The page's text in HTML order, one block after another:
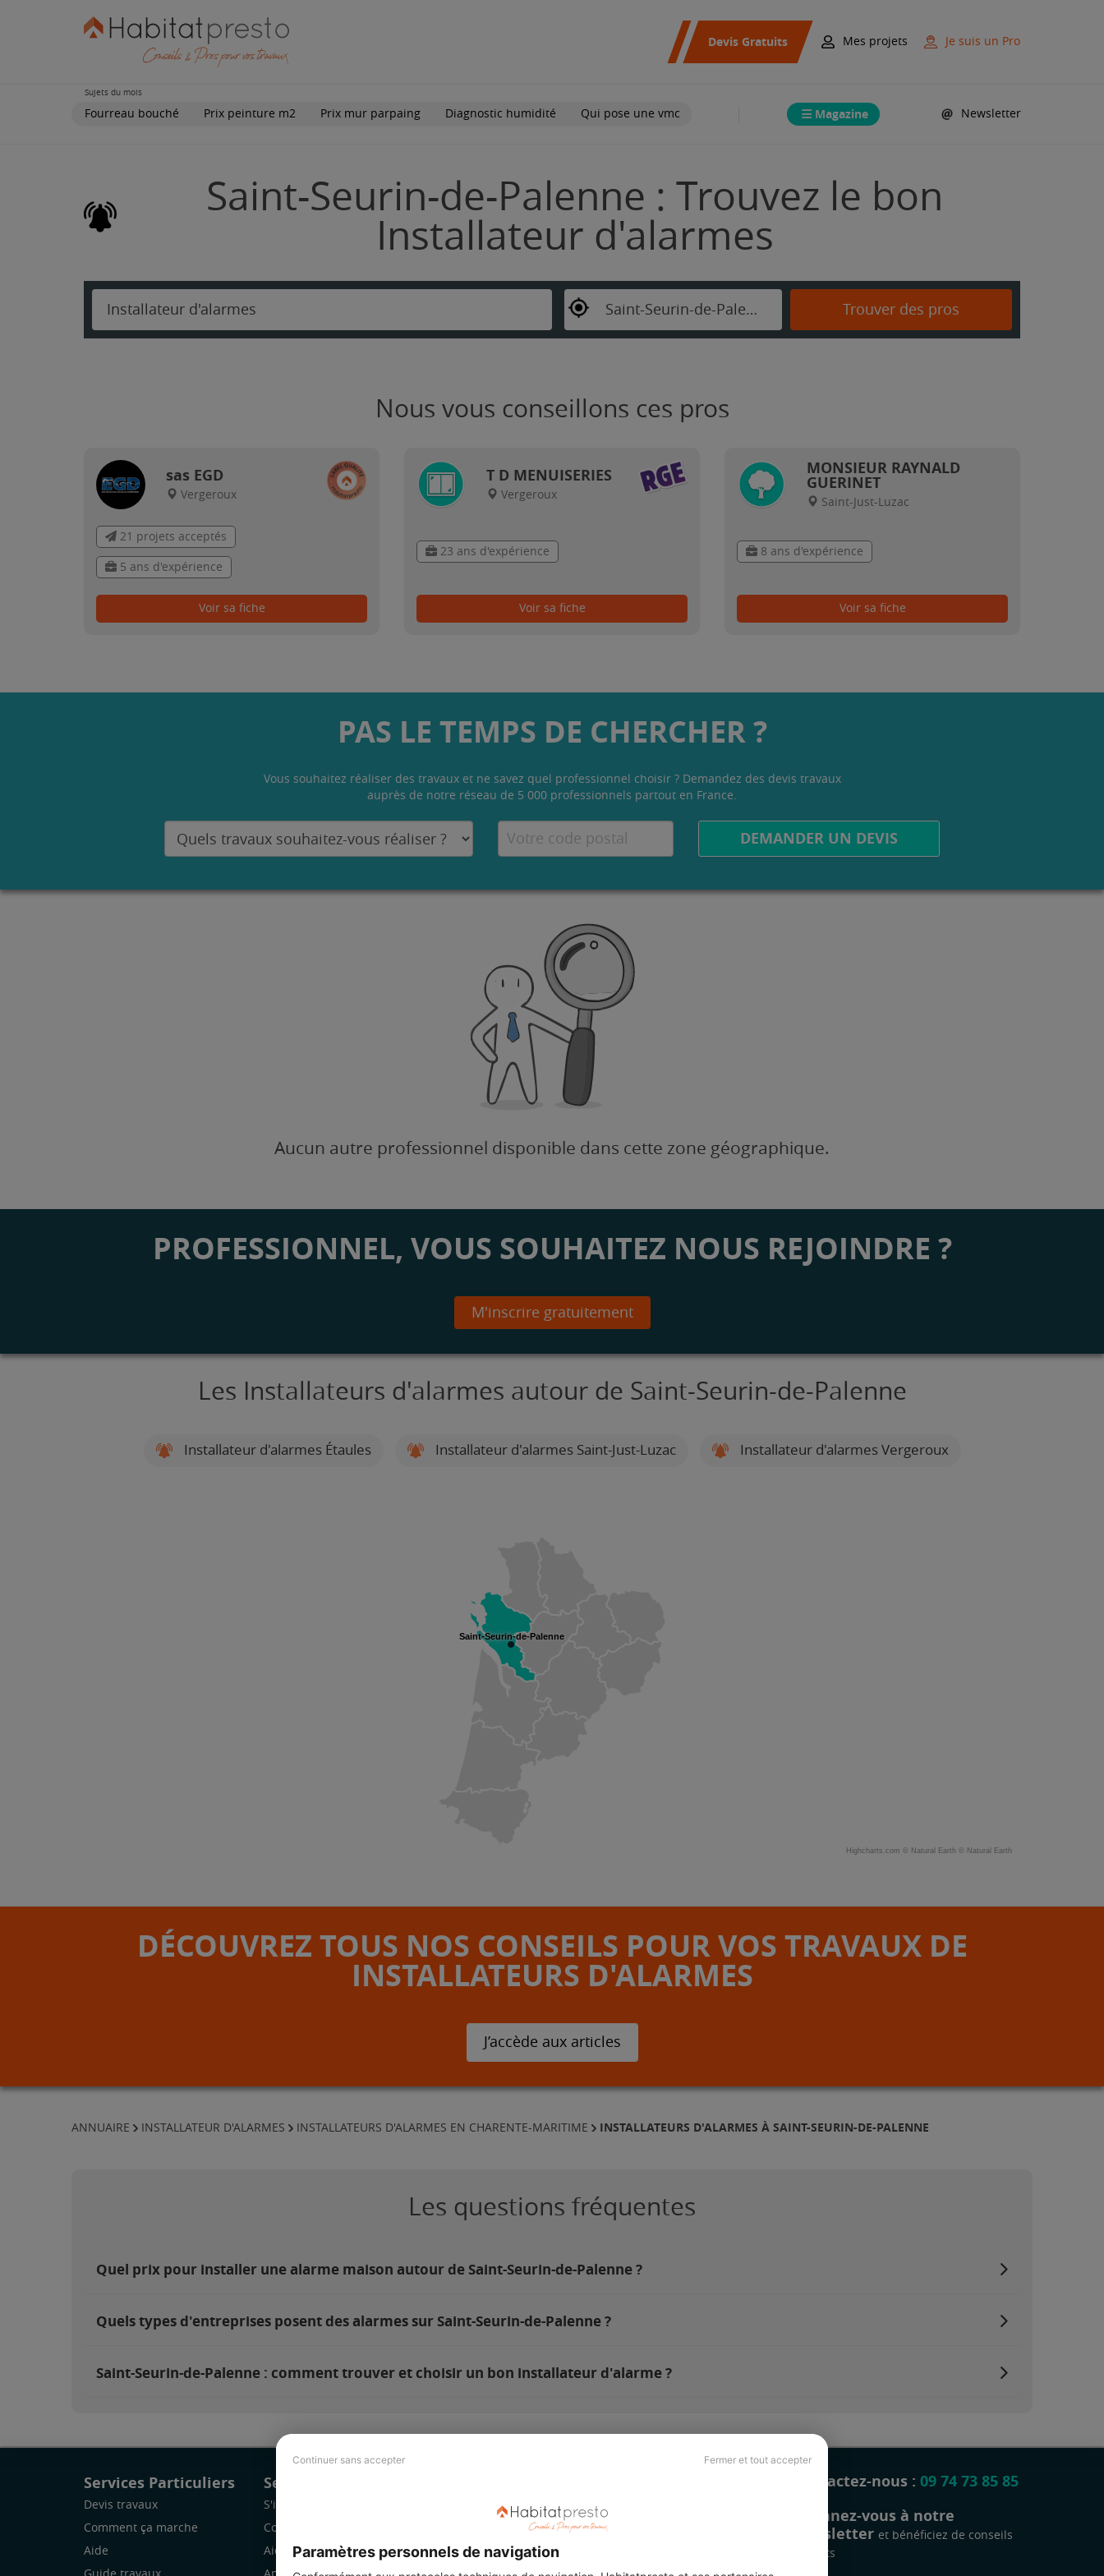
Continuer sans accepter Fermer et tout accepter
Paramètres personnels de navigation
Devis Gratuits Mes projets Je suis un Pro
Sujets du mois
Fourreau bouché Prix peinture m2 Prix mur parpaing Diagnostic humidité Qui pose une vmc Magazine Newsletter
Saint-Seurin-de-Palenne : Trouvez le bon
Installateur d'alarmes
Installateur d'alarmes Saint-Seurin-de-Palenne Trouver des pros
Nous vous conseillons ces pros
sas EGD
Vergeroux
21 projets acceptés
5 ans d'expérience
Voir sa fiche
T D MENUISERIES
Vergeroux
23 ans d'expérience
Voir sa fiche
MONSIEUR RAYNALD
GUERINET
Saint-Just-Luzac
8 ans d'expérience
Voir sa fiche
PAS LE TEMPS DE CHERCHER ?
Vous souhaitez réaliser des travaux et ne savez quel professionnel choisir ? Demandez des devis travaux
auprès de notre réseau de 5 000 professionnels partout en France.
DEMANDER UN DEVIS
Aucun autre professionnel disponible dans cette zone géographique.
PROFESSIONNEL, VOUS SOUHAITEZ NOUS REJOINDRE ?
M'inscrire gratuitement
Les Installateurs d'alarmes autour de Saint-Seurin-de-Palenne
Installateur d'alarmes Étaules Installateur d'alarmes Saint-Just-Luzac Installateur d'alarmes Vergeroux
Saint-Seurin-de-Palenne
Highcharts.com © Natural Earth © Natural Earth
DÉCOUVREZ TOUS NOS CONSEILS POUR VOS TRAVAUX DE
INSTALLATEURS D'ALARMES
J’accède aux articles
ANNUAIRE INSTALLATEUR D'ALARMES INSTALLATEURS D'ALARMES EN CHARENTE-MARITIME INSTALLATEURS D'ALARMES À SAINT-SEURIN-DE-PALENNE
Les questions fréquentes
Quel prix pour installer une alarme maison autour de Saint-Seurin-de-Palenne ?
Quels types d'entreprises posent des alarmes sur Saint-Seurin-de-Palenne ?
Saint-Seurin-de-Palenne : comment trouver et choisir un bon installateur d'alarme ?
Services Particuliers
Devis travaux
Comment ça marche
Aide
Services Pro
S'inscrire
Comment ça marche
Aide
Revue de presse
Contactez-nous : 09 74 73 85 85
Abonnez-vous à notre
newsletter et bénéficiez de conseils
gratuits